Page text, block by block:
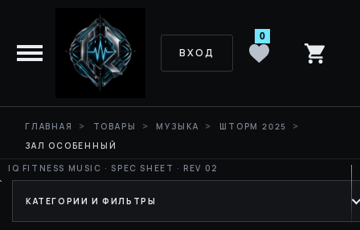
ВХОД
0
ГЛАВНАЯ ТОВАРЫ МУЗЫКА
ШТОРМ 2025
ЗАЛ ОСОБЕННЫЙ
КАТЕГОРИИ И ФИЛЬТРЫ